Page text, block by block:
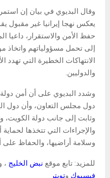
وقال البديوي في بيان إن
يعكس نهجا إيرانيا غير مقبول
حفظ الأمن والاستقرار، داعيا
إلى تحمل مسؤولياتهم واتخاذ
الانتهاكات الخطيرة التي تهدد
والدوليين.
وشدد البديوي على أن أمن
دول مجلس التعاون، وأن
وثابت إلى جانب دولة الكويت،
والإجراءات التي تتخذها
وسلامة أراضيها، والحفاظ على
للمزيد: تابع موقع نبض الخليج ،
فيسبوك وتويتر